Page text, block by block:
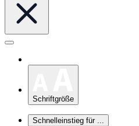
Schriftgröße
Schnelleinstieg für ...